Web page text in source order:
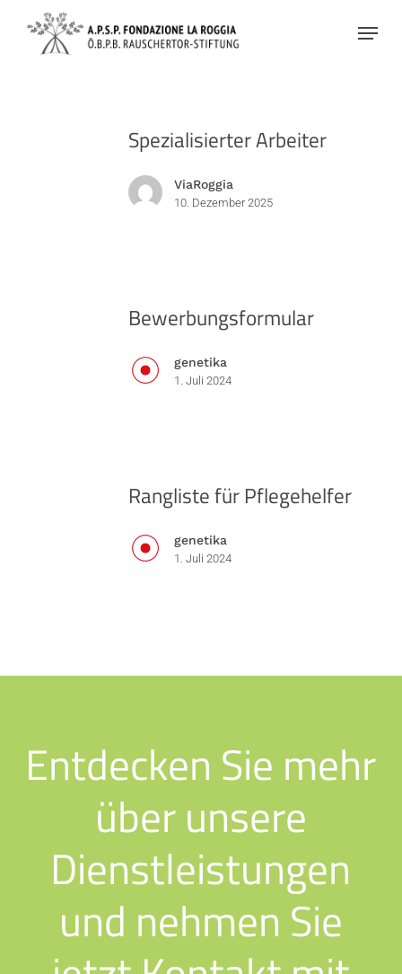
Menu
Arbeiter
Spezialisierter Arbeiter
ViaRoggia
10. Dezember 2025
Bewerbungsformular
genetika
1. Juli 2024
Rangliste für Pflegehelfer
genetika
1. Juli 2024
Entdecken Sie mehr
über unsere
Dienstleistungen
und nehmen Sie